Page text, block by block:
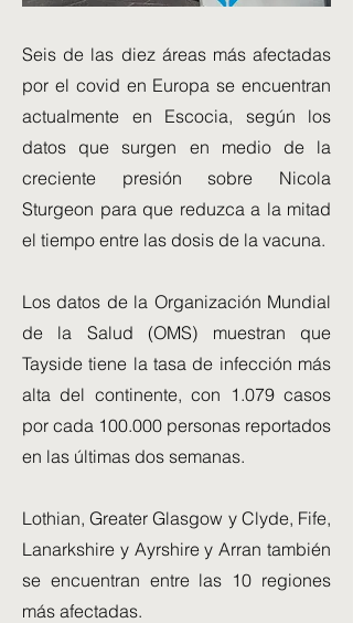
Seis de las diez áreas más afectadas
por el covid en Europa se encuentran
actualmente en Escocia, según los
datos que surgen en medio de la
creciente presión sobre Nicola
Sturgeon para que reduzca a la mitad
el tiempo entre las dosis de la vacuna.
Los datos de la Organización Mundial
de la Salud (OMS) muestran que
Tayside tiene la tasa de infección más
alta del continente, con 1.079 casos
por cada 100.000 personas reportados
en las últimas dos semanas.
Lothian, Greater Glasgow y Clyde, Fife,
Lanarkshire y Ayrshire y Arran también
se encuentran entre las 10 regiones
más afectadas.